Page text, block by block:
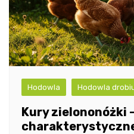
Hodowla Hodowla
Kury zielononóżki